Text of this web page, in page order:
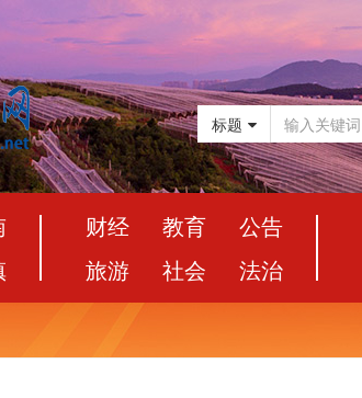
标题
财经 教育
公告
旅游
社会 法治